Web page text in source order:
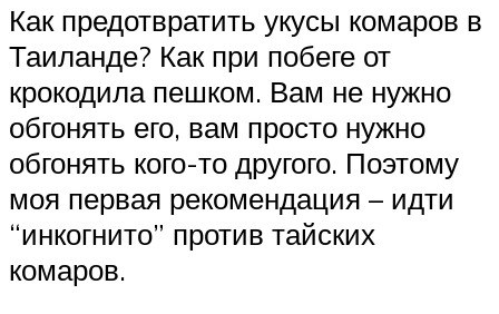
Как предотвратить укусы комаров в
Таиланде? Как при побеге от
крокодила пешком. Вам не нужно
обгонять его, вам просто нужно
обгонять кого-то другого. Поэтому
моя первая рекомендация – идти
“инкогнито” против тайских
комаров.